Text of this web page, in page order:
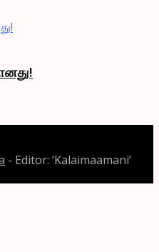
- Editor: ‘Kalaimaamani’